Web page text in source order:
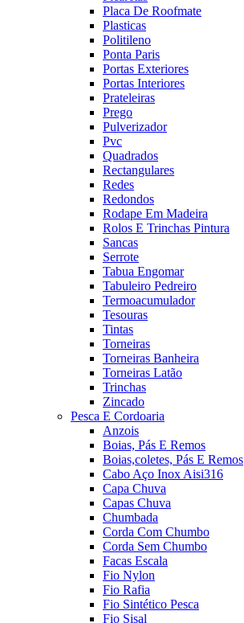
Placa De Roofmate
Plasticas
Politileno
Ponta Paris
Portas Exteriores
Portas Interiores
Prateleiras
Prego
Pulverizador
Pvc
Quadrados
Rectangulares
Redes
Redondos
Rodape Em Madeira
Rolos E Trinchas Pintura
Sancas
Serrote
Tabua Engomar
Tabuleiro Pedreiro
Termoacumulador
Tesouras
Tintas
Torneiras
Torneiras Banheira
Torneiras Latão
Trinchas
Zincado
Pesca E Cordoaria
Anzois
Boias, Pás E Remos
Boias,coletes, Pás E Remos
Cabo Aço Inox Aisi316
Capa Chuva
Capas Chuva
Chumbada
Corda Com Chumbo
Corda Sem Chumbo
Facas Escala
Fio Nylon
Fio Rafia
Fio Sintético Pesca
Fio Sisal